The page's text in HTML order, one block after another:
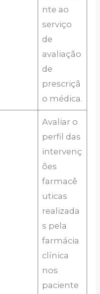
nte ao
serviço
de
avaliação
de
prescriçã
o médica.
Avaliar o
perfil das
intervenç
ões
farmacê
uticas
realizada
s pela
farmácia
clínica
nos
paciente